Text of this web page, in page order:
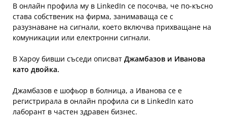
В онлайн профила му в LinkedIn се посочва, че по-късно
става собственик на фирма, занимаваща се с
разузнаване на сигнали, което включва прихващане на
комуникации или електронни сигнали.
В Хароу бивши съседи описват Джамбазов и Иванова
като двойка.
Джамбазов е шофьор в болница, а Иванова се e
регистрирала в онлайн профила си в LinkedIn като
лаборант в частен здравен бизнес.